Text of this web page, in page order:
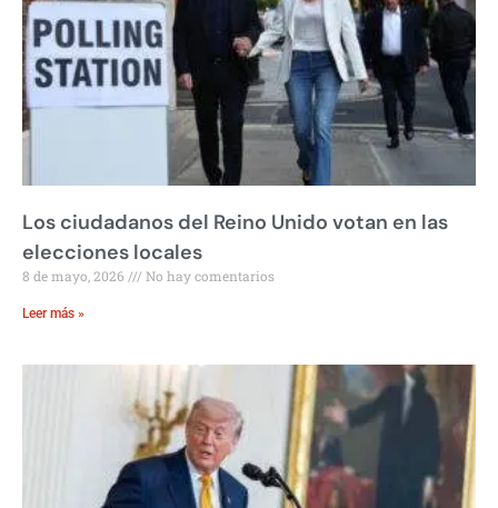
Los ciudadanos del Reino Unido votan en las
elecciones locales
8 de mayo, 2026 No hay comentarios
Leer más »